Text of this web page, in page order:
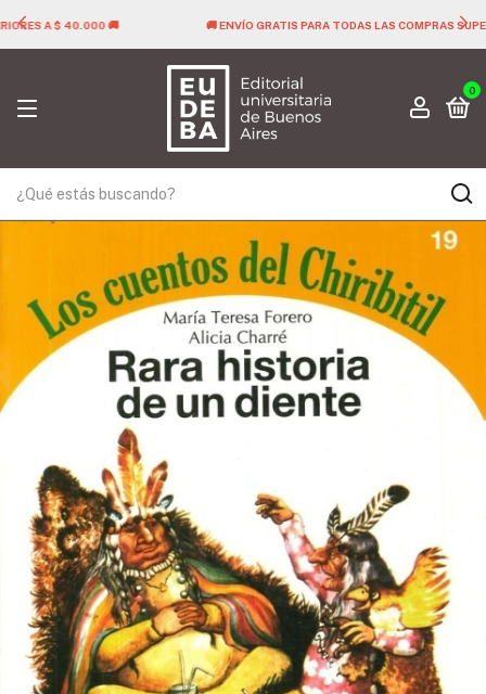
🚚 ENVÍO GRATIS PARA TODAS LAS COMPRAS SUPERIORES A $ 40.000 🚚
0